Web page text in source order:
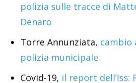
polizia sulle tracce di
Denaro
Torre Annunziata, cambio
polizia municipale
Covid-19, il report dell’Iss: